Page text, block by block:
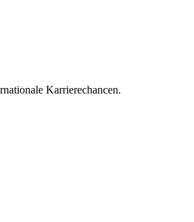
Karrierechancen.